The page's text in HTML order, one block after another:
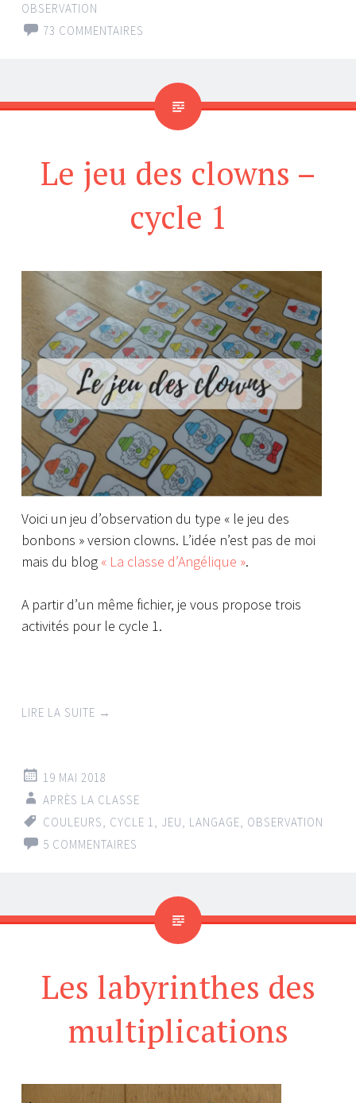
OBSERVATION
73 COMMENTAIRES
Le jeu des clowns –
cycle 1
Voici un jeu d’observation du type « le jeu des
bonbons » version clowns. L’idée n’est pas de moi
mais du blog « La classe d’Angélique ».
A partir d’un même fichier, je vous propose trois
activités pour le cycle 1.
LIRE LA SUITE →
19 MAI 2018
APRÈS LA CLASSE
COULEURS
CYCLE 1 JEU LANGAGE OBSERVATION
5 COMMENTAIRES
Les labyrinthes des
multiplications